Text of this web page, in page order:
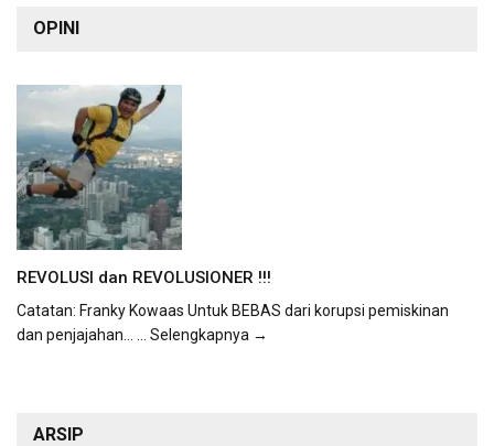
OPINI
REVOLUSI dan REVOLUSIONER !!!
Catatan: Franky Kowaas Untuk BEBAS dari korupsi pemiskinan
dan penjajahan...
... Selengkapnya →
ARSIP